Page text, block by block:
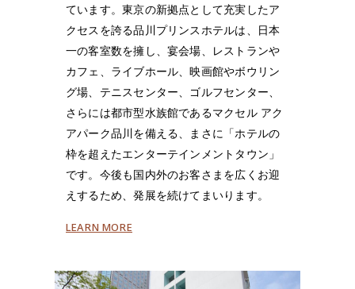
ています。東京の新拠点として充実したア
クセスを誇る品川プリンスホテルは、日本
一の客室数を擁し、宴会場、レストランや
カフェ、ライブホール、映画館やボウリン
グ場、テニスセンター、ゴルフセンター、
さらには都市型水族館であるマクセル アク
アパーク品川を備える、まさに「ホテルの
枠を超えたエンターテインメントタウン」
です。今後も国内外のお客さまを広くお迎
えするため、発展を続けてまいります。
LEARN MORE